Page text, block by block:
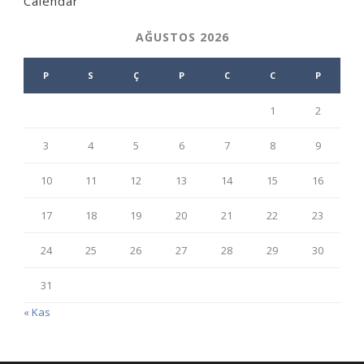
AĞUSTOS 2026
P S Ç P C C P
1 2
3 4 5 6 7 8 9
10 11 12 13 14 15 16
17 18 19 20 21 22 23
24 25 26 27 28 29 30
31
« Kas